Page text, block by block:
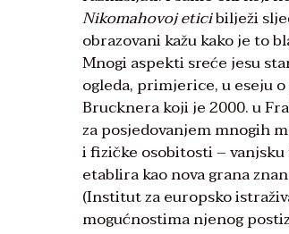
Nikomahovoj eticibilježi
obrazovani kažu kako je to
Mnogi aspekti sreće jesu
ogleda, primjerice, u eseju
Brucknera koji je 2000. u
za posjedovanjem mnogih
i fizičke osobitosti –
etablira kao nova grana
(Institut za europsko
mogućnostima njenog